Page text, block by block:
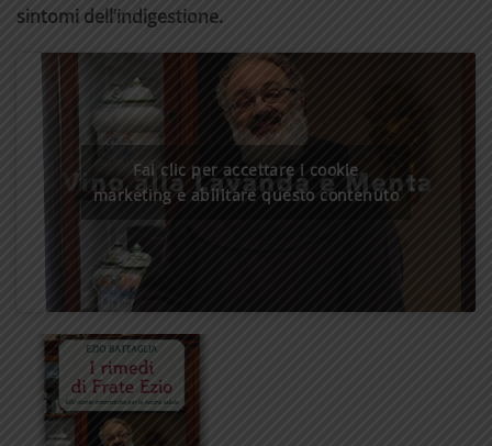
sintomi dell’indigestione.
Fai clic per accettare i cookie
marketing e abilitare questo contenuto